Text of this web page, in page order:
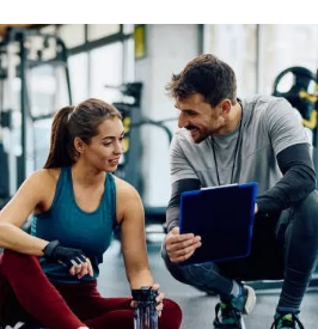
変わるカギは「今の一歩」から
ディへ！ 効率的に引き締めるパ